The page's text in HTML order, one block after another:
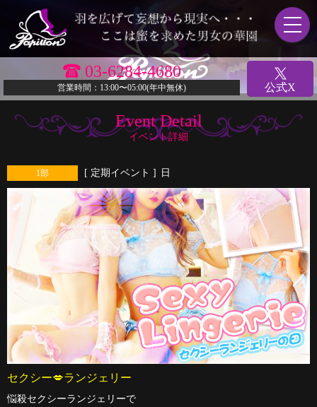
03-6284-4680
営業時間：13:00〜05:00(年中無休) 公式X
Event Detail
イベント詳細
1部 [ 定期イベント ] 日
セクシー💋ランジェリー
悩殺セクシーランジェリーで